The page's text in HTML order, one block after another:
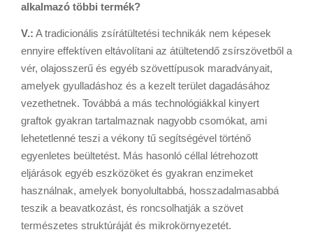
alkalmazó többi termék?
V.: A tradicionális zsírátültetési technikák nem képesek
ennyire effektíven eltávolítani az átültetendő zsírszövetből a
vér, olajosszerű és egyéb szövettípusok maradványait,
amelyek gyulladáshoz és a kezelt terület dagadásához
vezethetnek. Továbbá a más technológiákkal kinyert
graftok gyakran tartalmaznak nagyobb csomókat, ami
lehetetlenné teszi a vékony tű segítségével történő
egyenletes beültetést. Más hasonló céllal létrehozott
eljárások egyéb eszközöket és gyakran enzimeket
használnak, amelyek bonyolultabbá, hosszadalmasabbá
teszik a beavatkozást, és roncsolhatják a szövet
természetes struktúráját és mikrokörnyezetét.